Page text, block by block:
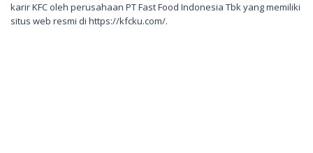
karir KFC oleh perusahaan PT Fast Food Indonesia Tbk yang memiliki
situs web resmi di https://kfcku.com/.